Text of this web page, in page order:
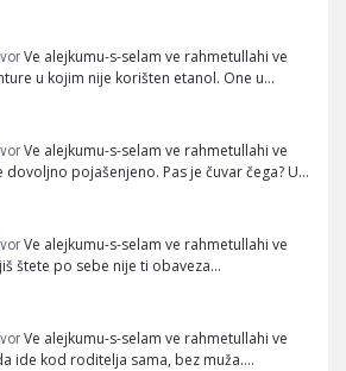
Ve alejkumu-s-selam ve rahmetullahi ve
u kojim nije korišten etanol. One u…
Ve alejkumu-s-selam ve rahmetullahi ve
dovoljno pojašenjeno. Pas je čuvar čega? U…
Ve alejkumu-s-selam ve rahmetullahi ve
štete po sebe nije ti obaveza…
Ve alejkumu-s-selam ve rahmetullahi ve
ide kod roditelja sama, bez muža.…